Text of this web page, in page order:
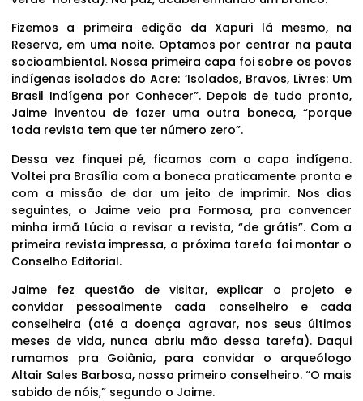
Fizemos a primeira edição da Xapuri lá mesmo, na
Reserva, em uma noite. Optamos por centrar na pauta
socioambiental. Nossa primeira capa foi sobre os povos
indígenas isolados do Acre: ‘Isolados, Bravos, Livres: Um
Brasil Indígena por Conhecer”. Depois de tudo pronto,
Jaime inventou de fazer uma outra boneca, “porque
toda revista tem que ter número zero”.
Dessa vez finquei pé, ficamos com a capa indígena.
Voltei pra Brasília com a boneca praticamente pronta e
com a missão de dar um jeito de imprimir. Nos dias
seguintes, o Jaime veio pra Formosa, pra convencer
minha irmã Lúcia a revisar a revista, “de grátis”. Com a
primeira revista impressa, a próxima tarefa foi montar o
Conselho Editorial.
Jaime fez questão de visitar, explicar o projeto e
convidar pessoalmente cada conselheiro e cada
conselheira (até a doença agravar, nos seus últimos
meses de vida, nunca abriu mão dessa tarefa). Daqui
rumamos pra Goiânia, para convidar o arqueólogo
Altair Sales Barbosa, nosso primeiro conselheiro. “O mais
sabido de nóis,” segundo o Jaime.